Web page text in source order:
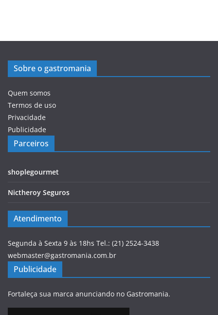
Sobre o gastromania
Quem somos
Termos de uso
Privacidade
Publicidade
Parceiros
shoplegourmet
Nictheroy Seguros
Atendimento
Segunda à Sexta 9 às 18hs Tel.: (21) 2524-3438
webmaster@gastromania.com.br
Publicidade
Fortaleça sua marca anunciando no Gastromania.